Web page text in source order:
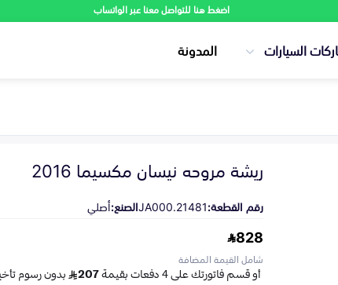
اضغط هنا للتواصل معنا عبر الواتساب
السيارات المدونة
ريشة مروحه نيسان مكسيما 2016
رقم القطعة:21481.JA000 الصنع:أصلي
828
شامل القيمة المضافة